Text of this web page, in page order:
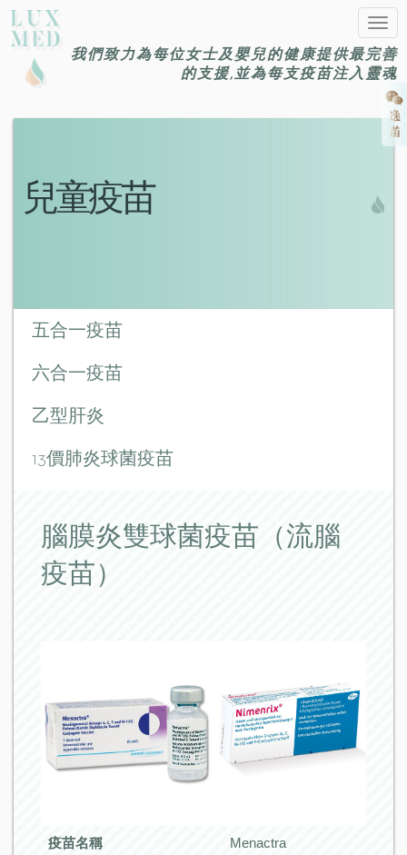
我們致力為每位女士及嬰兒的健康提供最完善
的支援,並為每支疫苗注入靈魂
兒童疫苗
五合一疫苗
六合一疫苗
乙型肝炎
13價肺炎球菌疫苗
乙型流感嗜血桿菌疫苗
腦膜炎雙球菌疫苗 A、C、Y和W135型
水痘疫苗
麻疹，流行性腮腺炎，德國麻疹混合疫苗
腦膜炎雙球菌疫苗（流腦
疫苗）
疫苗名稱 Menactra